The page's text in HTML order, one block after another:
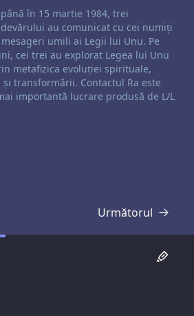
privind canalizarea:
în 15 martie 1984, trei
au comunicat cu cei numiți
umili ai Legii lui Unu. Pe
cei trei au explorat Legea lui Unu
metafizica evoluției spirituale,
transformării. Contactul Ra este
importantă lucrare produsă de L/L
Următorul
Transcriere